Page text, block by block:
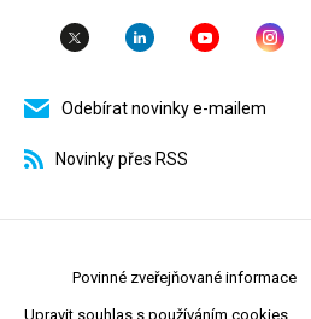
Odebírat novinky e-mailem
Novinky přes RSS
Povinné zveřejňované informace
Upravit souhlas s používáním cookies